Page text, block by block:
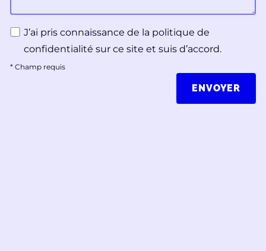
J’ai pris connaissance de la politique de
confidentialité sur ce site et suis d’accord.
* Champ requis